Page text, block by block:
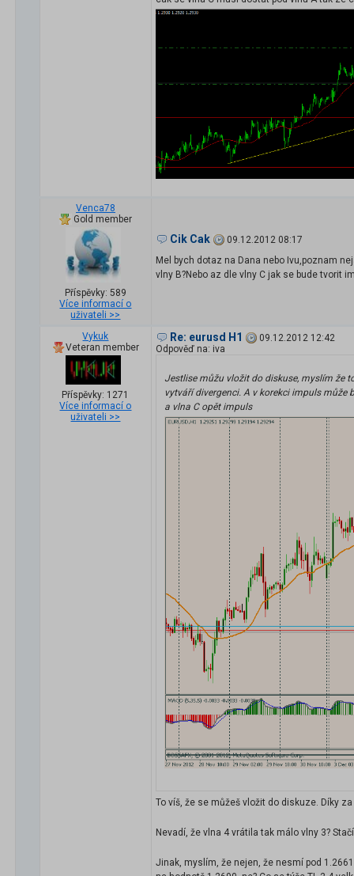
Venca78
Gold member
Příspěvky: 589
Více informací o
uživateli >>
Cik Cak
09.12.2012 08:17
Mel bych dotaz na Dana nebo Ivu,poznam
vlny B?Nebo az dle vlny C jak se bude tvorit
Vykuk
Veteran member
Příspěvky: 1271
Více informací o
uživateli >>
Re: eurusd H1
09.12.2012 12:42
Odpověď na: iva
Jestlise můžu vložit do diskuse, myslím že
vytváří divergenci. A v korekci impuls může
a vlna C opět impuls
To víš, že se můžeš vložit do diskuze. Díky
Nevadí, že vlna 4 vrátila tak málo vlny 3?
Jinak, myslím, že nejen, že nesmí pod